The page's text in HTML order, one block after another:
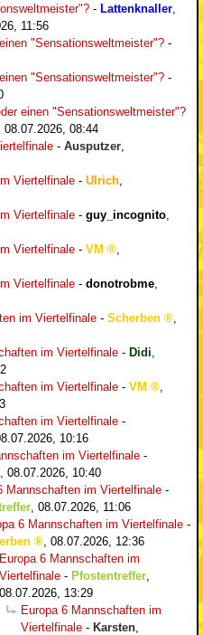
- Lattenknaller
11:56
"Sensationsweltmeister"? -
"Sensationsweltmeister"? -
einen "Sensationsweltmeister"?
08.07.2026, 08:44
- Ausputzer
Viertelfinale - Ulrich
Viertelfinale - guy_incognito
Viertelfinale - VM
Viertelfinale - donotrobme
im Viertelfinale - Scherben
im Viertelfinale - Didi
im Viertelfinale - VM
im Viertelfinale -
10:16
im Viertelfinale -
08.07.2026, 10:40
Mannschaften im Viertelfinale -
08.07.2026, 11:06
6 Mannschaften im Viertelfinale -
08.07.2026, 12:36
Europa 6 Mannschaften im
Viertelfinale - Pfostentreffer
08.07.2026, 13:29
Europa 6 Mannschaften im
Viertelfinale - Karsten